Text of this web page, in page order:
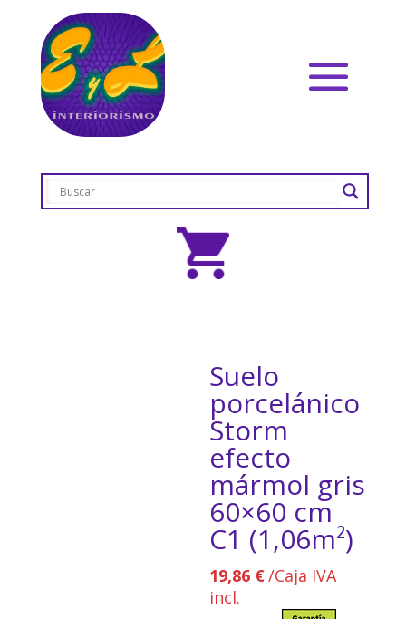
Suelo
porcelánico
Storm
efecto
mármol gris
60×60 cm
C1 (1,06m²)
19,86 €/Caja IVA
incl.